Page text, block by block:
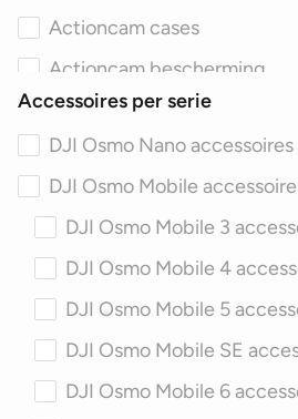
Actioncam cases
Actioncam bescherming
Actioncam care refresh
Actioncam lenzen
Actioncam filters
Accessoires per serie
DJI Osmo Nano accessoires
DJI Osmo Mobile
DJI Osmo Mobile 3
DJI Osmo Mobile 4
DJI Osmo Mobile 5
DJI Osmo Mobile SE
DJI Osmo Mobile 6